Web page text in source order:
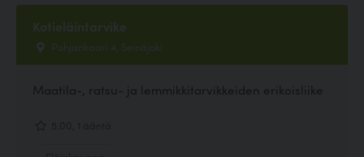
Kotieläintarvike
Pohjankaari 4, Seinäjoki
Maatila-, ratsu- ja lemmikkitarvikkeiden erikoisliike